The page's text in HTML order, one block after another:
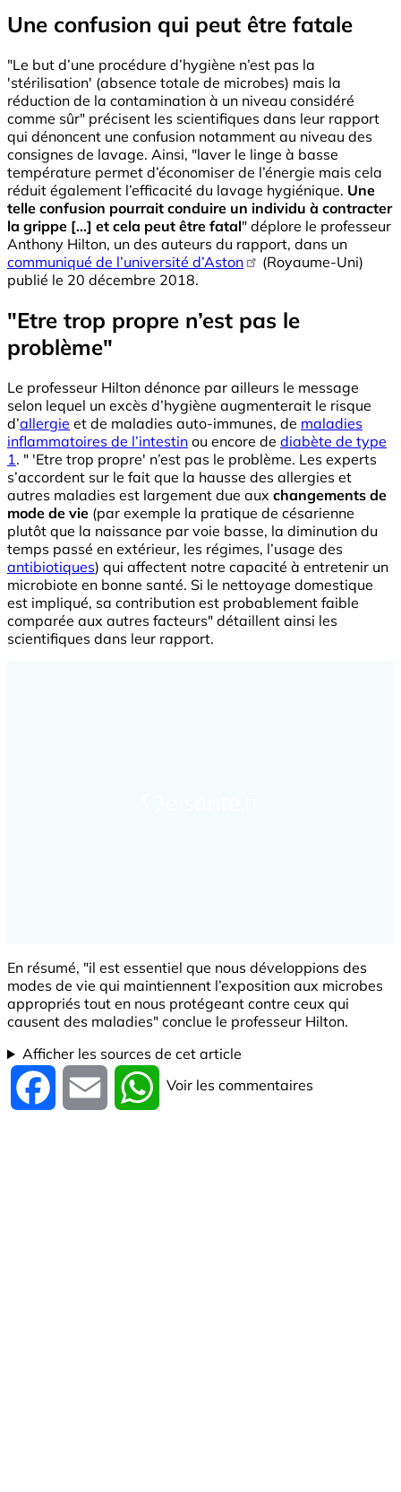
Une confusion qui peut être fatale
"Le but d’une procédure d’hygiène n’est pas la
'stérilisation' (absence totale de microbes) mais la
réduction de la contamination à un niveau considéré
comme sûr" précisent les scientifiques dans leur rapport
qui dénoncent une confusion notamment au niveau des
consignes de lavage. Ainsi, "laver le linge à basse
température permet d’économiser de l’énergie mais cela
réduit également l’efficacité du lavage hygiénique. Une
telle confusion pourrait conduire un individu à contracter
la grippe […] et cela peut être fatal" déplore le professeur
Anthony Hilton, un des auteurs du rapport, dans un
communiqué de l’université d’Aston
(Royaume-Uni)
publié le 20 décembre 2018.
"Etre trop propre n’est pas le
problème"
Le professeur Hilton dénonce par ailleurs le message
selon lequel un excès d’hygiène augmenterait le risque
d’allergie et de maladies auto-immunes, de maladies
inflammatoires de l’intestin ou encore de diabète de type
1. " 'Etre trop propre' n’est pas le problème. Les experts
s’accordent sur le fait que la hausse des allergies et
autres maladies est largement due aux changements de
mode de vie (par exemple la pratique de césarienne
plutôt que la naissance par voie basse, la diminution du
temps passé en extérieur, les régimes, l’usage des
antibiotiques) qui affectent notre capacité à entretenir un
microbiote en bonne santé. Si le nettoyage domestique
est impliqué, sa contribution est probablement faible
comparée aux autres facteurs" détaillent ainsi les
scientifiques dans leur rapport.
En résumé, "il est essentiel que nous développions des
modes de vie qui maintiennent l’exposition aux microbes
appropriés tout en nous protégeant contre ceux qui
causent des maladies" conclue le professeur Hilton.
Afficher les sources de cet article
Facebook Email WhatsApp
Voir les commentaires